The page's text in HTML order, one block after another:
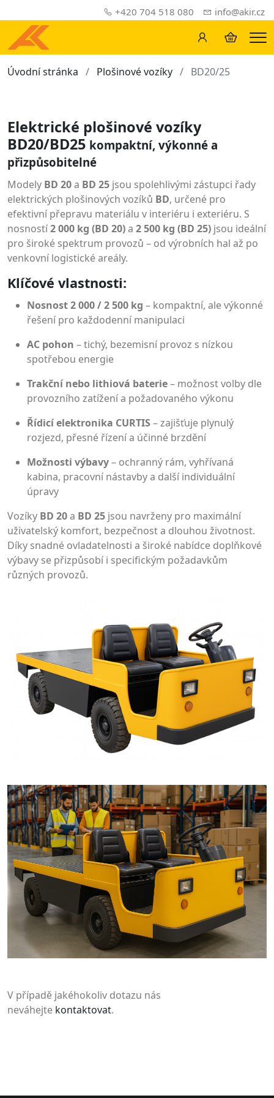
+420 704 518 080 info@akir.cz
Úvodní stránka Plošinové vozíky BD20/25
Elektrické plošinové vozíky
BD20/BD25 kompaktní, výkonné a
přizpůsobitelné
Modely BD 20a BD 25 jsou spolehlivými zástupci řady
elektrických plošinových vozíků BD, určené pro
efektivní přepravu materiálu v interiéru i exteriéru. S
nosností2 000 kg (BD 20)a 2 500 kg (BD 25) jsou ideální
pro široké spektrum provozů – od výrobních hal až po
venkovní logistické areály.
Klíčové vlastnosti:
Nosnost 2 000 / 2 500 kg – kompaktní, ale výkonné
řešení pro každodenní manipulaci
AC pohon – tichý, bezemisní provoz s nízkou
spotřebou energie
Trakční nebo lithiová baterie– možnost volby dle
provozního zatížení a požadovaného výkonu
Řídicí elektronika CURTIS – zajišťuje plynulý
rozjezd, přesné řízení a účinné brzdění
Možnosti výbavy– ochranný rám, vyhřívaná
kabina, pracovní nástavby a další individuální
úpravy
Vozíky BD 20a BD 25 jsou navrženy pro maximální
uživatelský komfort, bezpečnost a dlouhou životnost.
Díky snadné ovladatelnosti a široké nabídce doplňkové
výbavy se přizpůsobí i specifickým požadavkům
různých provozů.
V případě jakéhokoliv dotazu nás
neváhejte kontaktovat.